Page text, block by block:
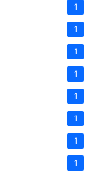
1
1
1
1
1
1
1
1